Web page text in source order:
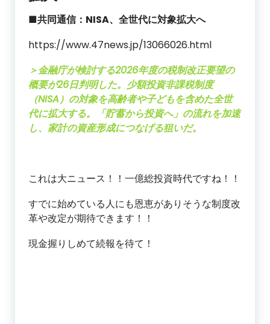
■共同通信：NISA、全世代に対象拡大へ
https://www.47news.jp/13066026.html
＞金融庁が検討する2026年度の税制改正要望の
概要が26日判明した。少額投資非課税制度
（NISA）の対象を高齢者や子どもを含めた全世
代に拡大する。「貯蓄から投資へ」の流れを加速
し、家計の資産形成につなげる狙いだ。
これは大ニュース！！一億総投資時代ですね！！
すでに始めている人にも恩恵がありそうな制度改
革や改定が期待できます！！
現金握りしめて続報を待て！